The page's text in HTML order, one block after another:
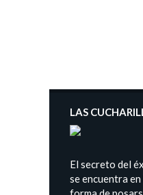
LAS
El secreto del
se encuentra